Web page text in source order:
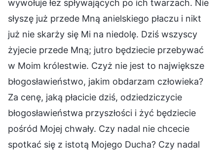
wywołuje łez spływających po ich twarzach. Nie
słyszę już przede Mną anielskiego płaczu i nikt
już nie skarży się Mi na niedolę. Dziś wszyscy
żyjecie przede Mną; jutro będziecie przebywać
w Moim królestwie. Czyż nie jest to największe
błogosławieństwo, jakim obdarzam człowieka?
Za cenę, jaką płacicie dziś, odziedziczycie
błogosławieństwa przyszłości i żyć będziecie
pośród Mojej chwały. Czy nadal nie chcecie
spotkać się z istotą Mojego Ducha? Czy nadal